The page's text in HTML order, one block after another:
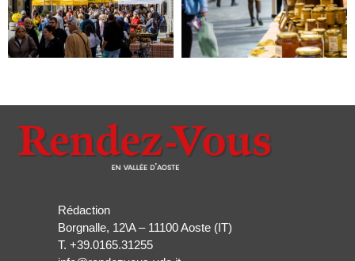
Rédaction
Borgnalle, 12\A – 11100 Aoste (IT)
T.+39.0165.31255